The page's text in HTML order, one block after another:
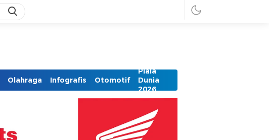
Olahraga Infografis Otomotif
Piala
Dunia
2026